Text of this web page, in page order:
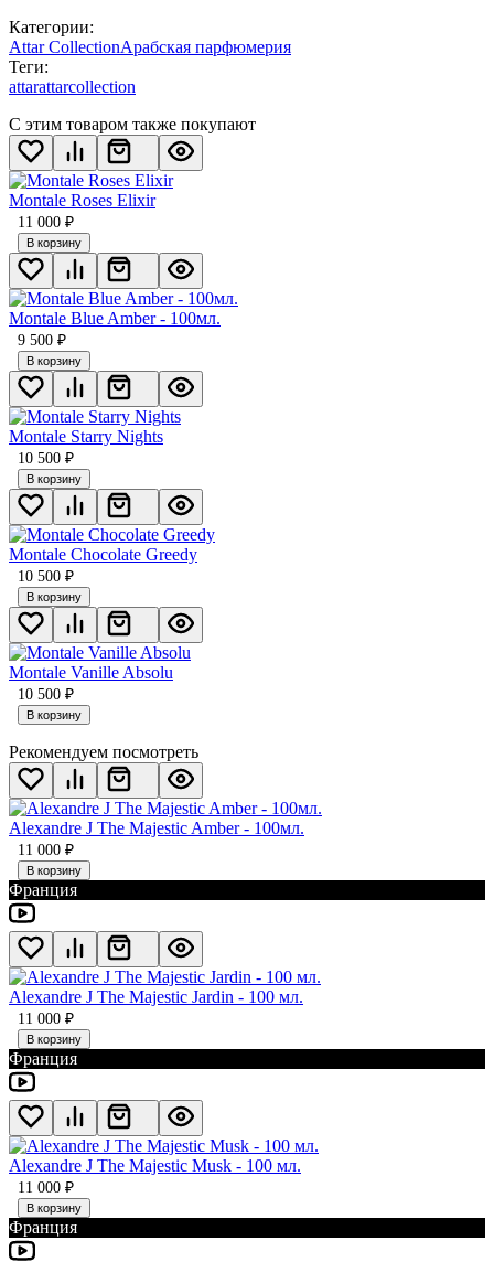
Категории:
Attar CollectionАрабская парфюмерия
Теги:
attarattarcollection
С этим товаром также покупают
Montale Roses Elixir
11 000 ₽
В корзину
Montale Blue Amber - 100мл.
9 500 ₽
В корзину
Montale Starry Nights
10 500 ₽
В корзину
Montale Chocolate Greedy
10 500 ₽
В корзину
Montale Vanille Absolu
10 500 ₽
В корзину
Рекомендуем посмотреть
Alexandre J The Majestic Amber - 100мл.
11 000 ₽
В корзину
Франция
Alexandre J The Majestic Jardin - 100 мл.
11 000 ₽
В корзину
Франция
Alexandre J The Majestic Musk - 100 мл.
11 000 ₽
В корзину
Франция